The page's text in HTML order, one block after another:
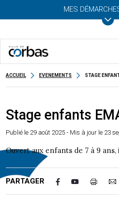
MES
ACCUEIL EVENEMENTS STAGE
Stage enfants
Publié le 29 août 2025 - Mis à jour le 23
Ouvert aux enfants de 7 à 9 ans,
PARTAGER